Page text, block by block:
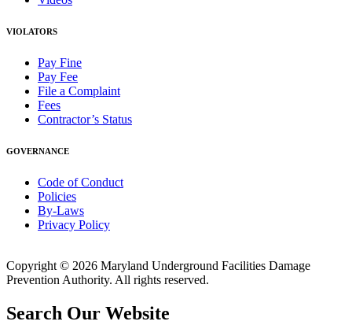
VIOLATORS
Pay Fine
Pay Fee
File a Complaint
Fees
Contractor’s Status
GOVERNANCE
Code of Conduct
Policies
By-Laws
Privacy Policy
Copyright © 2026 Maryland Underground Facilities Damage
Prevention Authority. All rights reserved.
Search Our Website